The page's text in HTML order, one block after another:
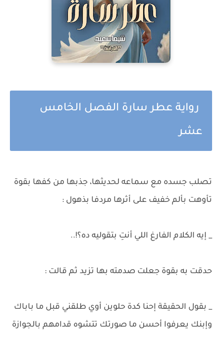
رواية عطر سارة الفصل الخامس
عشر
تصلب جسده مع سماعه لحديثها، جذبها من كفها بقوة
تأوهت بألم خفيف على أثرها مردفا بذهول :
_ إيه الكلام الفارغ اللي أنتِ بتقوليه ده؟!..
حدقت به بقوة جعلت صدمته بها تزيد ثم قالت :
_ بقول الحقيقة إحنا كدة حلوين أوي طلقني قبل ما باباك
وإبنك يعرفوا أحسن ما صورتك تتشوه قدامهم بالجوازة